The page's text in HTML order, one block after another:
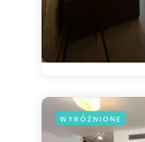
WYRÓŻNIONE